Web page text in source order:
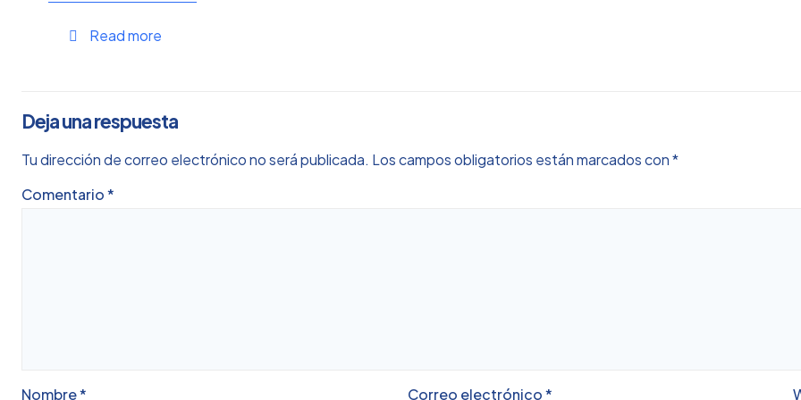
Read more
Deja una respuesta
Tu dirección de correo electrónico no será publicada. Los campos obligatorios están marcados con*
Comentario*
Nombre* Correo electrónico*